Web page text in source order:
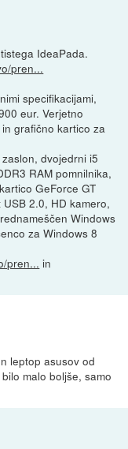
IdeaPada.
pren...
specifikacijami,
eur. Verjetno
grafično kartico za
dvojedrni i5
RAM pomnilnika,
GeForce GT
2.0, HD kamero,
Windows
za Windows 8
pren... in
leptop asusov od
malo boljše, samo